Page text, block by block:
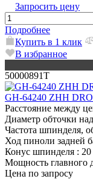
Запросить цену
Подробнее
Купить в 1 клик
В избранное
50000891T
GH-64240 ZHH
Расстояние между
Диаметр обточки
Частота шпинделя,
Ход пиноли задней
Конус шпинделя : 20
Мощность главного
Цена по запросу